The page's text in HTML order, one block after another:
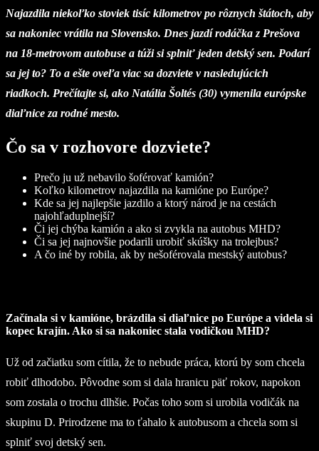
Najazdila niekoľko stoviek tisíc kilometrov po rôznych štátoch, aby
sa nakoniec vrátila na Slovensko. Dnes jazdí rodáčka z Prešova
na 18-metrovom autobuse a túži si splniť jeden detský sen. Podarí
sa jej to? To a ešte oveľa viac sa dozviete v nasledujúcich
riadkoch. Prečítajte si, ako Natália Šoltés (30) vymenila európske
diaľnice za rodné mesto.
Čo sa v rozhovore dozviete?
Prečo ju už nebavilo šoférovať kamión?
Koľko kilometrov najazdila na kamióne po Európe?
Kde sa jej najlepšie jazdilo a ktorý národ je na cestách
najohľaduplnejší?
Či jej chýba kamión a ako si zvykla na autobus MHD?
Či sa jej najnovšie podarili urobiť skúšky na trolejbus?
A čo iné by robila, ak by nešoférovala mestský autobus?
Začínala si v kamióne, brázdila si diaľnice po Európe a videla si
kopec krajín. Ako si sa nakoniec stala vodičkou MHD?
Už od začiatku som cítila, že to nebude práca, ktorú by som chcela
robiť dlhodobo. Pôvodne som si dala hranicu päť rokov, napokon
som zostala o trochu dlhšie. Počas toho som si urobila vodičák na
skupinu D. Prirodzene ma to ťahalo k autobusom a chcela som si
splniť svoj detský sen.